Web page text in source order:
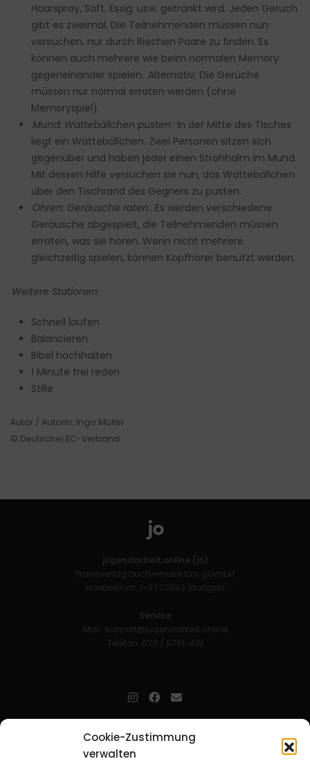
Cookie-Zustimmung
verwalten
Haarspray, Saft, Essig, usw. getränkt wird. Jeden Geruch
gibt es zweimal. Die Teilnehmenden müssen nun
versuchen, nur durch Riechen Paare zu finden. Es
können auch mehrere wie beim normalen Memory
gegeneinander spielen. Alternativ: Die Gerüche
müssen nur normal erraten werden (ohne
Memoryspiel).
Mund: Wattebällchen pusten : In der Mitte des Tisches
liegt ein Wattebällchen. Zwei Personen sitzen sich
gegenüber und haben jeder einen Strohhalm im Mund.
Mit dessen Hilfe versuchen sie nun, das Wattebällchen
über den Tischrand des Gegners zu pusten.
Ohren: Geräusche raten : Es werden verschiedene
Geräusche abgespielt, die Teilnehmenden müssen
erraten, was sie hören. Wenn nicht mehrere
gleichzeitig spielen, können Kopfhörer benutzt werden.
Weitere Stationen:
Schnell laufen
Balancieren
Bibel hochhalten
1 Minute frei reden
Stille
Autor / Autorin: Ingo Müller
© Deutscher EC-Verband
jugendarbeit.online (jo)
Praxisverlag buch+musik bm gGmbH
Haeberlinstr. 1–3 | 70563 Stuttgart
Service
Mail: support@jugendarbeit.online
Telefon: 0711 / 9781-419
Mitarbeitende in der christlichen Kinder-, Jugend- und jungen
Erwachsenenarbeit. Aufjofindet man unkompliziert und schnell